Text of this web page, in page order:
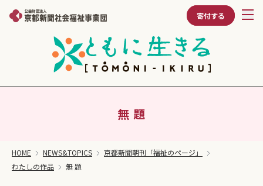
寄付する
無 題
HOME NEWS&TOPICS
京都新聞朝刊「福祉のページ」
わたしの作品
無 題